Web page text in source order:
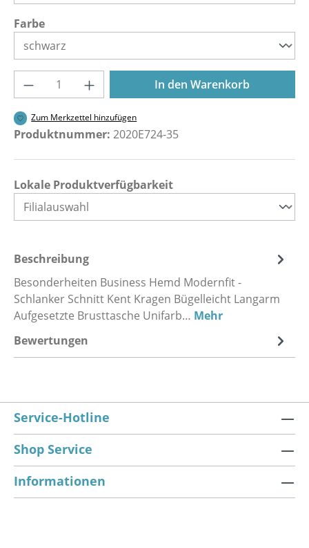
Farbeauswählen
Produkt Anzahl: Gib den gewünschten
In den Warenkorb
Zum Merkzettel hinzufügen
Produktnummer: 2020E724-35
Lokale Produktverfügbarkeit
Beschreibung
Besonderheiten Business Hemd Modernfit -
Schlanker Schnitt Kent Kragen Bügelleicht Langarm
Aufgesetzte Brusttasche Unifarb… Mehr
Bewertungen
Service-Hotline
Shop Service
Informationen